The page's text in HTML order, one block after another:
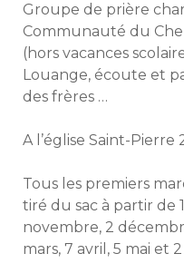
de
Saint-
Pierre
Groupe de prière
Communauté du
(hors vacances
Louange, écoute et
des frères …
A l’église Saint-
Tous les premiers
tiré du sac à partir de
novembre, 2
mars, 7 avril, 5 mai et